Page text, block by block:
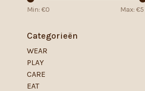
Min: €0 Max: €5
Categorieën
WEAR
PLAY
CARE
EAT